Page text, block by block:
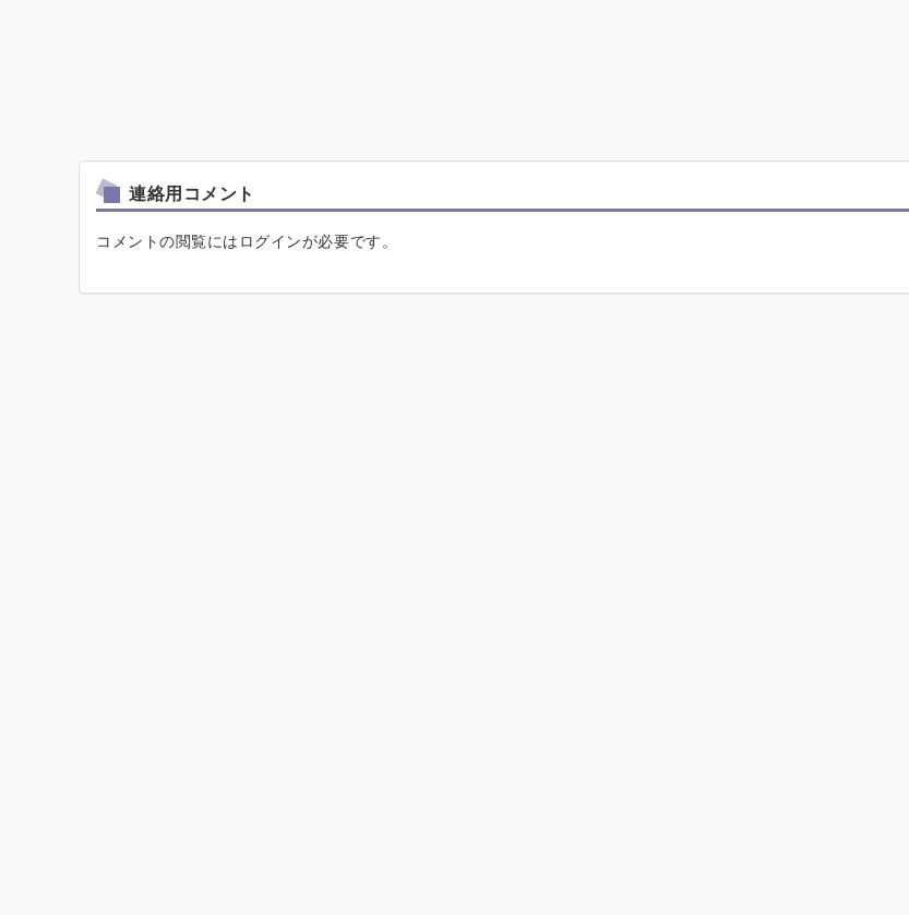
連絡用コメント
コメントの閲覧にはログインが必要です。